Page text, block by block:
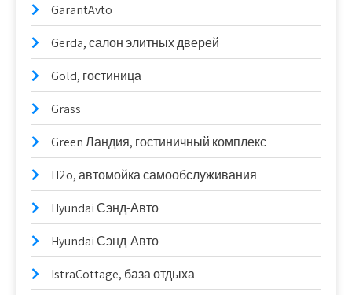
GarantAvto
Gerda, салон элитных дверей
Gold, гостиница
Grass
Green Ландия, гостиничный комплекс
H2o, автомойка самообслуживания
Hyundai Сэнд-Авто
Hyundai Сэнд-Авто
IstraCottage, база отдыха